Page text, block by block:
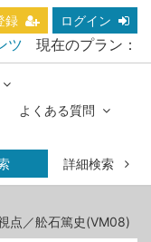
録 ログイン
ツ 現在のプラン：
よくある質問
詳細検索
点／舩石篤史(VM08)